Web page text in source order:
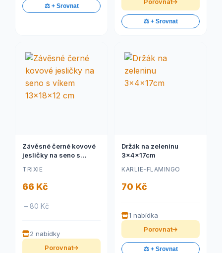
⚖️ + Srovnat
⚖️ + Srovnat
Závěsné černé kovové
jesličky na seno s
TRIXIE
66 Kč
– 80 Kč
2 nabídky
Porovnat
Držák na zeleninu
3x4x17cm
KARLIE-FLAMINGO
70 Kč
1 nabídka
Porovnat
⚖️ + Srovnat